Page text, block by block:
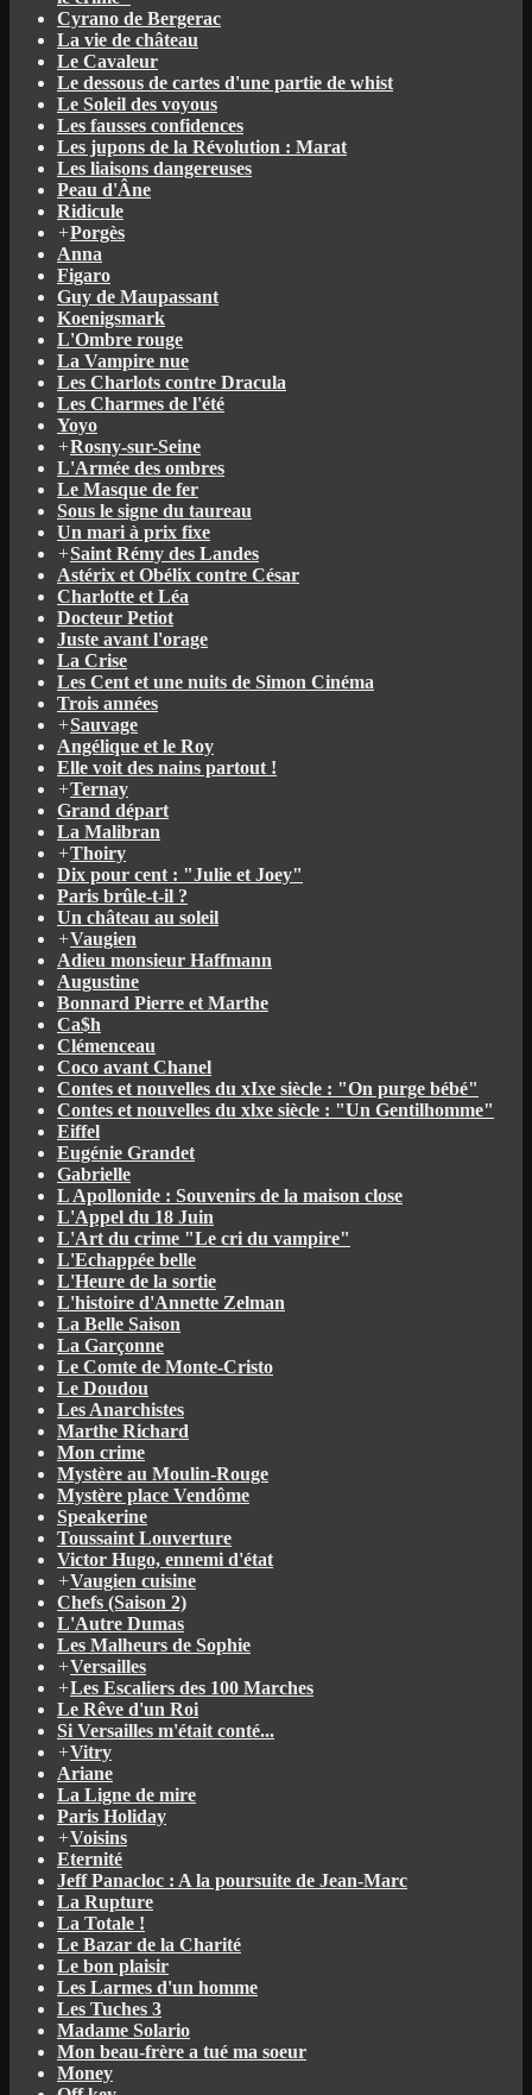
Cyrano de Bergerac
La vie de château
Le Cavaleur
Le dessous de cartes d'une partie de whist
Le Soleil des voyous
Les fausses confidences
Les jupons de la Révolution : Marat
Les liaisons dangereuses
Peau d'Âne
Ridicule
+Porgès
Anna
Figaro
Guy de Maupassant
Koenigsmark
L'Ombre rouge
La Vampire nue
Les Charlots contre Dracula
Les Charmes de l'été
Yoyo
+Rosny-sur-Seine
L'Armée des ombres
Le Masque de fer
Sous le signe du taureau
Un mari à prix fixe
+Saint Rémy des Landes
Astérix et Obélix contre César
Charlotte et Léa
Docteur Petiot
Juste avant l'orage
La Crise
Les Cent et une nuits de Simon Cinéma
Trois années
+Sauvage
Angélique et le Roy
Elle voit des nains partout !
+Ternay
Grand départ
La Malibran
+Thoiry
Dix pour cent : "Julie et Joey"
Paris brûle-t-il ?
Un château au soleil
+Vaugien
Adieu monsieur Haffmann
Augustine
Bonnard Pierre et Marthe
Ca$h
Clémenceau
Coco avant Chanel
Contes et nouvelles du xIxe siècle : "On purge bébé"
Contes et nouvelles du xlxe siècle : "Un Gentilhomme"
Eiffel
Eugénie Grandet
Gabrielle
L Apollonide : Souvenirs de la maison close
L'Appel du 18 Juin
L'Art du crime "Le cri du vampire"
L'Echappée belle
L'Heure de la sortie
L'histoire d'Annette Zelman
La Belle Saison
La Garçonne
Le Comte de Monte-Cristo
Le Doudou
Les Anarchistes
Marthe Richard
Mon crime
Mystère au Moulin-Rouge
Mystère place Vendôme
Speakerine
Toussaint Louverture
Victor Hugo, ennemi d'état
+Vaugien cuisine
Chefs (Saison 2)
L'Autre Dumas
Les Malheurs de Sophie
+Versailles
+Les Escaliers des 100 Marches
Le Rêve d'un Roi
Si Versailles m'était conté...
+Vitry
Ariane
La Ligne de mire
Paris Holiday
+Voisins
Eternité
Jeff Panacloc : A la poursuite de Jean-Marc
La Rupture
La Totale !
Le Bazar de la Charité
Le bon plaisir
Les Larmes d'un homme
Les Tuches 3
Madame Solario
Mon beau-frère a tué ma soeur
Money